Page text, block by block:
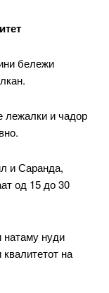
бележи
лежалки и чадор
и Саранда,
од 15 до 30
натаму нуди
на